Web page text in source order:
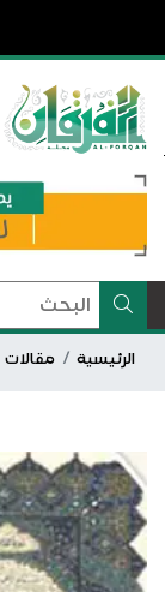
الرئيسية مقالات